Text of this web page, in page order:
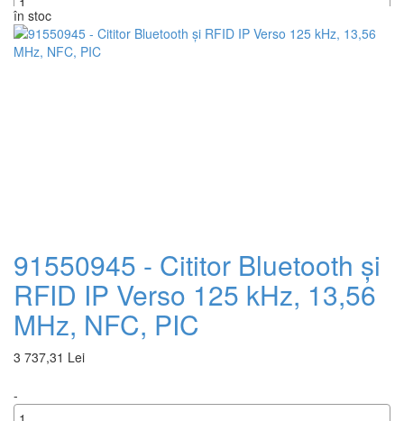
+
în stoc
91550945 - Cititor Bluetooth și
RFID IP Verso 125 kHz, 13,56
MHz, NFC, PIC
3 737,31 Lei
-